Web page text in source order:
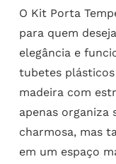
O Kit Porta
para quem
elegância e
tubetes
madeira com
apenas organiza
charmosa, mas
em um espaço